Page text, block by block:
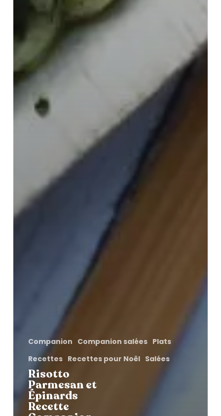
Companion Companion salées Plats
Recettes Recettes pour Noël Salées
Risotto
Parmesan et
Épinards
Recette